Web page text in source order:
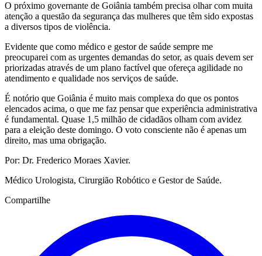
O próximo governante de Goiânia também precisa olhar com muita
atenção a questão da segurança das mulheres que têm sido expostas
a diversos tipos de violência.
Evidente que como médico e gestor de saúde sempre me
preocuparei com as urgentes demandas do setor, as quais devem ser
priorizadas através de um plano factível que ofereça agilidade no
atendimento e qualidade nos serviços de saúde.
É notório que Goiânia é muito mais complexa do que os pontos
elencados acima, o que me faz pensar que experiência administrativa
é fundamental. Quase 1,5 milhão de cidadãos olham com avidez
para a eleição deste domingo. O voto consciente não é apenas um
direito, mas uma obrigação.
Por: Dr. Frederico Moraes Xavier.
Médico Urologista, Cirurgião Robótico e Gestor de Saúde.
Compartilhe